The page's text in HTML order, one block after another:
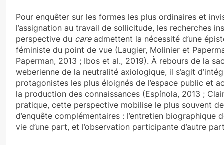
Pour enquêter sur les formes les plus ordinaires et
l’assignation au travail de sollicitude, les recherches
perspective du careadmettent la nécessité d’une
féministe du point de vue (Laugier, Molinier et
Paperman, 2013 ; Ibos et al., 2019). À rebours de la
weberienne de la neutralité axiologique, il s’agit
protagonistes les plus éloignés de l’espace public et
la production des connaissances (Espínola, 2013 ;
pratique, cette perspective mobilise le plus souvent
d’enquête complémentaires : l’entretien biographique
vie d’une part, et l’observation participante d’autre